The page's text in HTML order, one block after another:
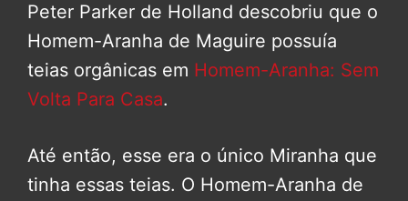
Peter Parker de Holland descobriu que o
Homem-Aranha de Maguire possuía
teias orgânicas em Homem-Aranha: Sem
Volta Para Casa.
Até então, esse era o único Miranha que
tinha essas teias. O Homem-Aranha de